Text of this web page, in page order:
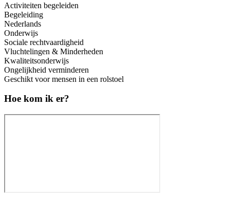
Activiteiten begeleiden
Begeleiding
Nederlands
Onderwijs
Sociale rechtvaardigheid
Vluchtelingen & Minderheden
Kwaliteitsonderwijs
Ongelijkheid verminderen
Geschikt voor mensen in een rolstoel
Hoe kom ik er?